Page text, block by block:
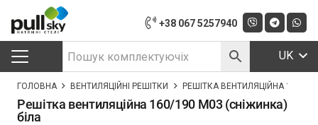
+38 067 5257940
UK
ГОЛОВНА ВЕНТИЛЯЦІЙНІ РЕШІТКИ РЕШІТКА ВЕНТИЛЯЦІЙНА 160/
Решітка вентиляційна 160/190 M03 (сніжинка)
біла